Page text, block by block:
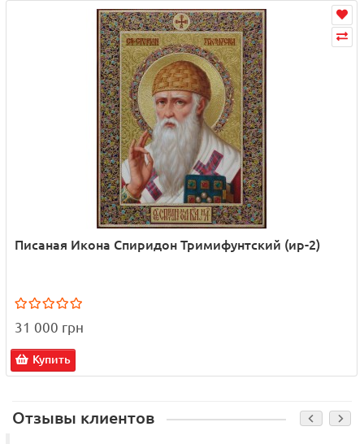
Писаная Икона Спиридон Тримифунтский (ир-2)
31 000 грн
Купить
Отзывы клиентов